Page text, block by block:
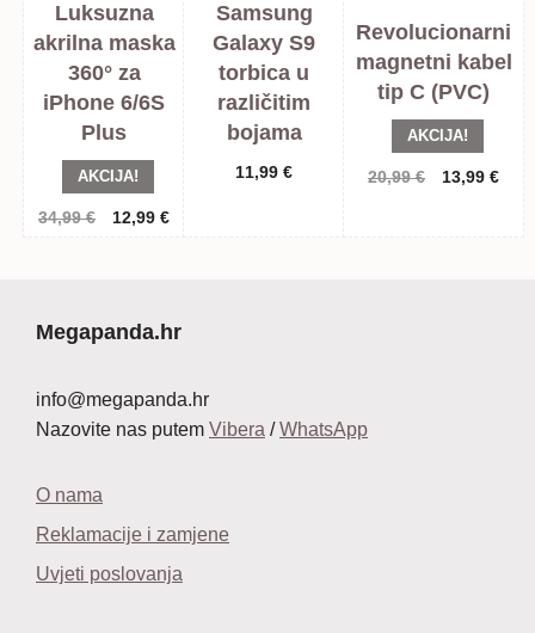
Luksuzna
akrilna maska
360° za
iPhone 6/6S
Plus
AKCIJA!
34,99€
Izvorna
12,99 €Trenutna
Samsung
Galaxy S9
torbica u
različitim
bojama
11,99 €
Revolucionarni
magnetni kabel
tip C (PVC)
AKCIJA!
20,99€
Izvorna
13,99 €
Megapanda.hr
info@megapanda.hr
Nazovite nas putem Vibera /WhatsApp
O nama
Reklamacije i zamjene
Uvjeti poslovanja